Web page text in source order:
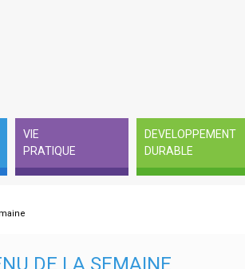
VIE
PRATIQUE
DEVELOPPEMENT
DURABLE
DE LA SEMAINE